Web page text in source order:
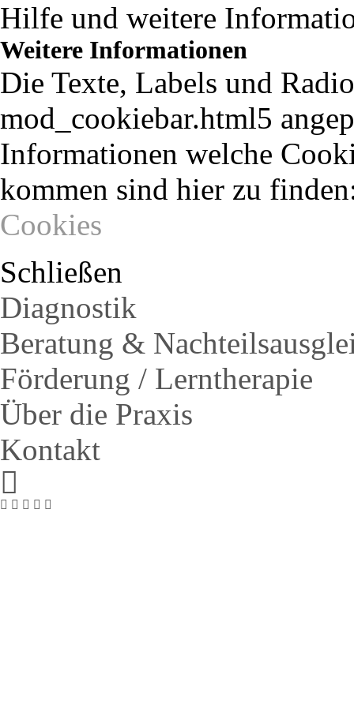
Hilfe und weitere
Weitere Informationen
Die Texte, Labels und
mod_cookiebar.html5
Informationen welche
kommen sind hier zu
Cookies
Schließen
Diagnostik
Beratung &
Förderung / Lerntherapie
Über die Praxis
Kontakt